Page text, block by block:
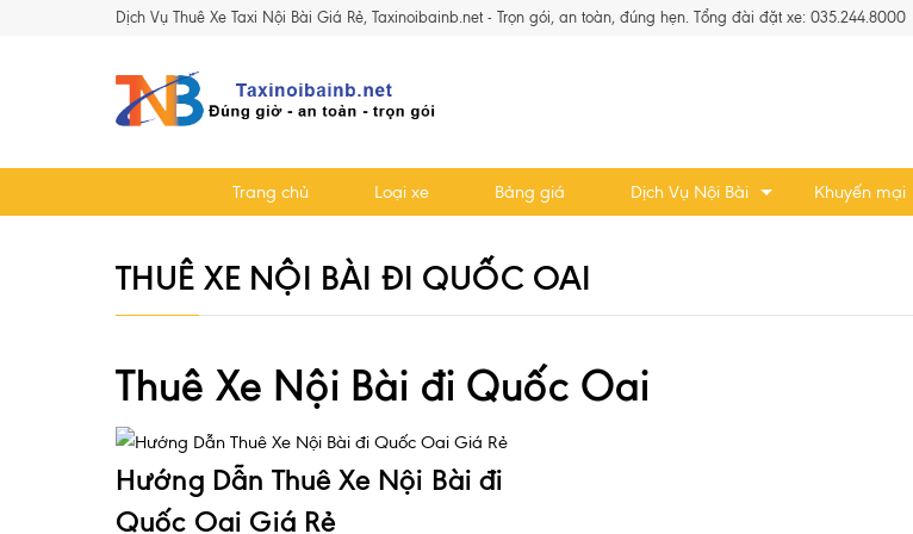
Dịch Vụ Thuê Xe Taxi Nội Bài Giá Rẻ, Taxinoibainb.net - Trọn gói, an toàn, đúng hẹn. Tổng đài đặt xe: 035.244.8000
Trang chủ Loại xe Bảng giá Dịch Vụ Nội Bài Khuyến mại
THUÊ XE NỘI BÀI ĐI QUỐC OAI
Thuê Xe Nội Bài đi Quốc Oai
Hướng Dẫn Thuê Xe Nội Bài đi
Quốc Oai Giá Rẻ